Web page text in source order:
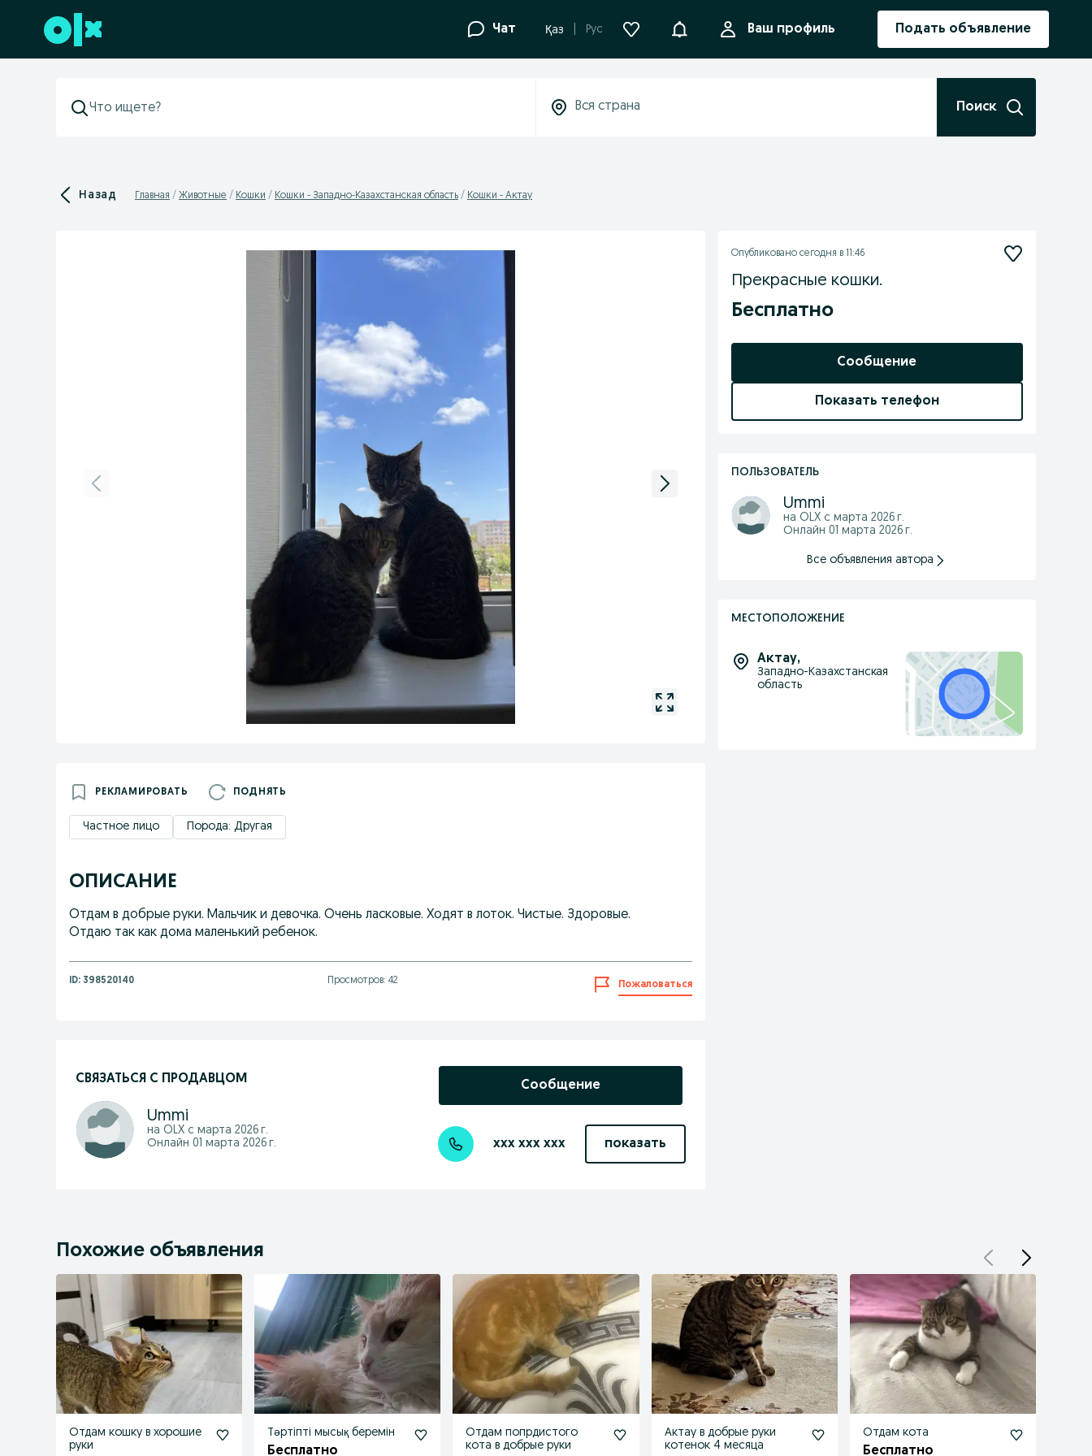
Перейти к нижнему колонтитулу Чат Қаз Рус УведомленияВаш профиль Подать объявление
Поиск
Назад Главная Животные Кошки Кошки - Западно-Казахстанская область Кошки - Актау
РЕКЛАМИРОВАТЬ ПОДНЯТЬ
Частное лицо Порода: Другая
ОПИСАНИЕ
Отдам в добрые руки. Мальчик и девочка. Очень ласковые. Ходят в лоток. Чистые. Здоровые.
Отдаю так как дома маленький ребенок.
ID: 398520140 Просмотров: 42 Пожаловаться
СВЯЗАТЬСЯ С ПРОДАВЦОМ
Ummi
на OLX с марта 2026 г.
Онлайн 01 марта 2026 г.
Сообщение
xxx xxx xxx показать
Опубликовано сегодня в 11:46
Прекрасные кошки.
Бесплатно
Сообщение
Показать телефон
ПОЛЬЗОВАТЕЛЬ
Ummi
на OLX с марта 2026 г.
Онлайн 01 марта 2026 г.
Все объявления автора
МЕСТОПОЛОЖЕНИЕ
Актау,
Западно-Казахстанская
область
Похожие объявления
Отдам кошку в хорошие
руки
Тәртіпті мысық беремін
Бесплатно
Отдам попрдистого
кота в добрые руки
Актау в добрые руки
котенок 4 месяца
Отдам кота
Бесплатно